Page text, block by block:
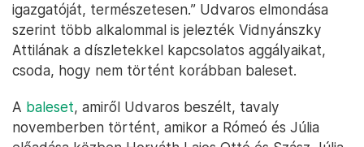
igazgatóját, természetesen.” Udvaros elmondása
szerint több alkalommal is jelezték Vidnyánszky
Attilának a díszletekkel kapcsolatos aggályaikat,
csoda, hogy nem történt korábban baleset.
A baleset, amiről Udvaros beszélt, tavaly
novemberben történt, amikor a Rómeó és Júlia